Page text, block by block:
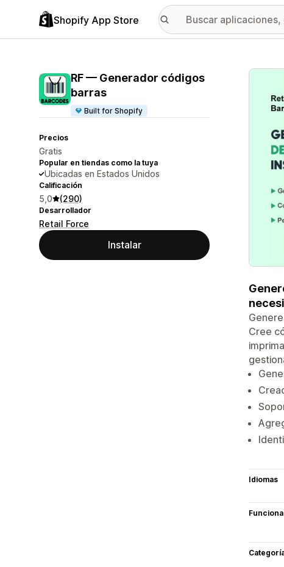
Shopify App Store
RF — Generador códigos
barras
Built for Shopify
Precios
Gratis
Popular en tiendas como la tuya
Ubicadas en Estados Unidos
Calificación
5,0 (290)
Desarrollador
Retail Force
Instalar
Galería
Cree
Idiomas